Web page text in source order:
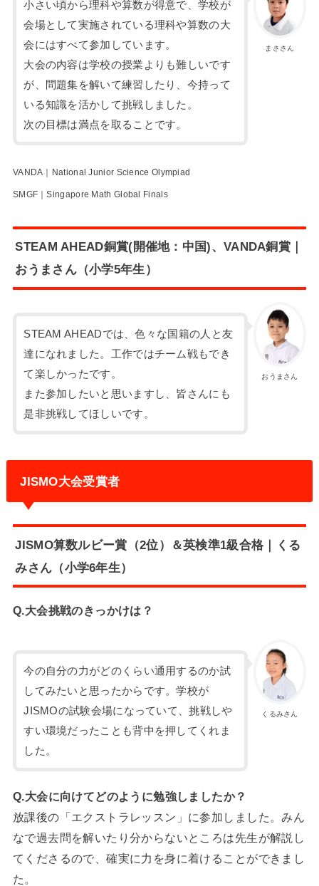
まささん
小さい頃から理科や算数が得意で、学校が
会場として実施されている理科や算数の大
会にはすべて参加しています。
大会の内容は学校の授業よりも難しいです
が、問題集を解いて練習したり、今持って
いる知識を活かして挑戦しました。
次の目標は満点を取ることです。
VANDA｜National Junior Science Olympiad
SMGF｜Singapore Math Global Finals
STEAM AHEAD銅賞(開催地：中国)、VANDA銅賞｜
おうまさん（小学5年生）
おうまさん
STEAM AHEADでは、色々な国籍の人と友
達になれました。工作ではチーム戦もでき
て楽しかったです。
また参加したいと思いますし、皆さんにも
是非挑戦してほしいです。
JISMO大会受賞者
JISMO算数ルビー賞（2位）＆英検準1級合格｜くる
みさん（小学6年生）
Q.大会挑戦のきっかけは？
くるみさん
今の自分の力がどのくらい通用するのか試
してみたいと思ったからです。学校が
JISMOの試験会場になっていて、挑戦しや
すい環境だったことも背中を押してくれま
した。
Q.大会に向けてどのように勉強しましたか？
放課後の「エクストラレッスン」に参加しました。みん
なで過去問を解いたり分からないところは先生が解説し
てくださるので、確実に力を身に着けることができまし
た。